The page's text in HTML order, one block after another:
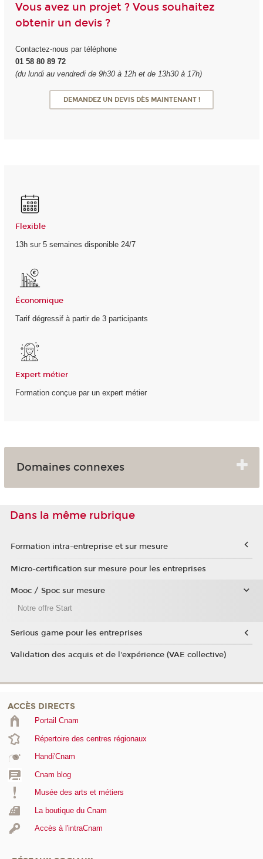
Vous avez un projet ? Vous souhaitez
obtenir un devis ?
Contactez-nous par téléphone
01 58 80 89 72
(du lundi au vendredi de 9h30 à 12h et de 13h30 à 17h)
DEMANDEZ UN DEVIS DÈS MAINTENANT !
Flexible
13h sur 5 semaines disponible 24/7
Économique
Tarif dégressif à partir de 3 participants
Expert métier
Formation conçue par un expert métier
Domaines connexes
Dans la même rubrique
Formation intra-entreprise et sur mesure
Micro-certification sur mesure pour les entreprises
Mooc / Spoc sur mesure
Notre offre Start
Serious game pour les entreprises
Validation des acquis et de l'expérience (VAE collective)
ACCÈS DIRECTS
Portail Cnam
Répertoire des centres régionaux
Handi'Cnam
Cnam blog
Musée des arts et métiers
La boutique du Cnam
Accès à l'intraCnam